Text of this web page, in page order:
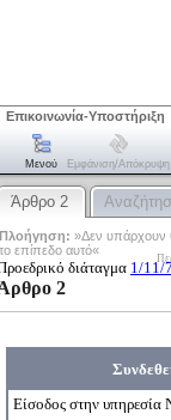
Επικοινωνία-Υποστήριξη
Μενού Εμφάνιση/απόκρυψη
Άρθρο 2